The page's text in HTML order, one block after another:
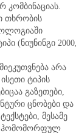
კომბინაციას.
თხრობის
(ნიუნინგი 2000,
არა
ტიპის
გაზეთები,
ცნობები და
მესამე
ჰომომორფულ